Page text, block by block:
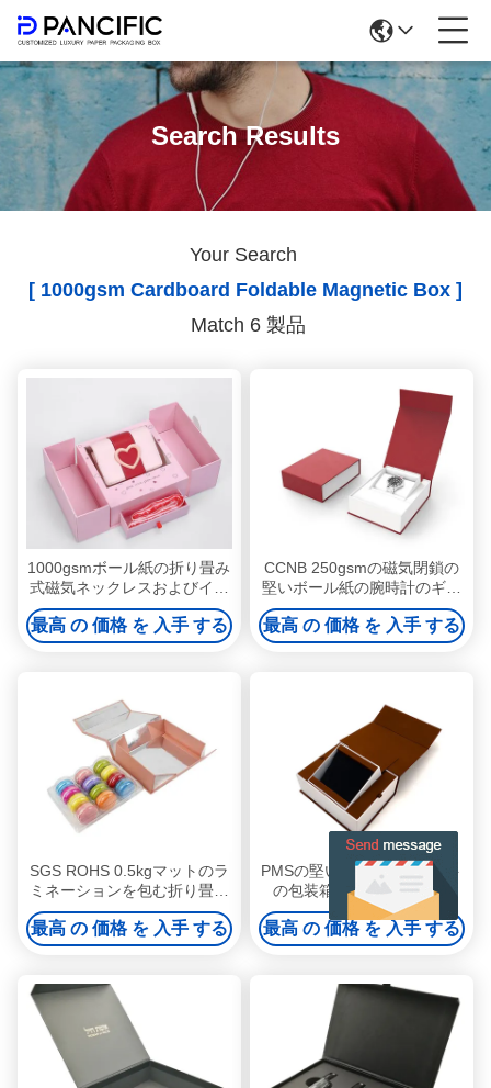
Search Results
Your Search
[ 1000gsm Cardboard Foldable Magnetic Box ]
Match 6 製品
1000gsmボール紙の折り畳み
式磁気ネックレスおよびイヤ
リングのギフト用の箱SGS
ROHS
最高 の 価格 を 入手 する
CCNB 250gsmの磁気閉鎖の
堅いボール紙の腕時計のギフ
ト用の箱A3 A9は波形を付け
た
最高 の 価格 を 入手 する
SGS ROHS 0.5kgマットのラ
ミネーションを包む折り畳み
式チョコレート ギフト用の箱
最高 の 価格 を 入手 する
PMSの堅い磁気哨舎のギフト
の包装箱128gsm 157gsm
190gsm
最高 の 価格 を 入手 する